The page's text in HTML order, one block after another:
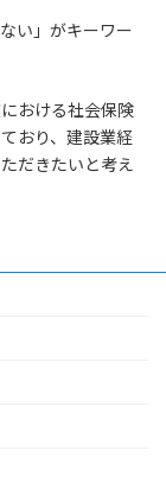
い」がキーワー
おける社会保険
おり、建設業経
だきたいと考え